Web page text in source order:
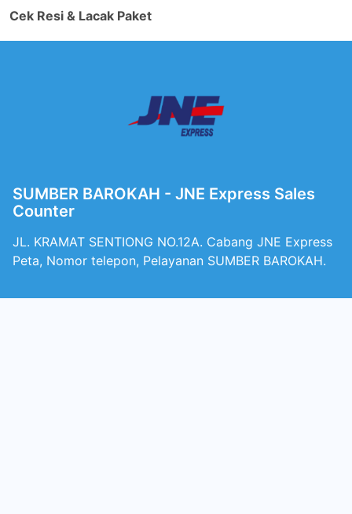
Cek Resi & Lacak Paket
SUMBER BAROKAH - JNE Express Sales
Counter
JL. KRAMAT SENTIONG NO.12A. Cabang JNE Express
Peta, Nomor telepon, Pelayanan SUMBER BAROKAH.